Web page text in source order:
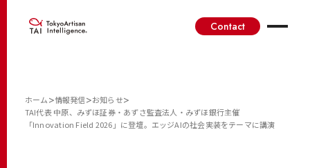
Contact
ホーム>情報発信>お知らせ>
TAI代表 中原、みずほ証券・あずさ監査法人・みずほ銀行主催
「Innovation Field 2026」に登壇。エッジAIの社会実装をテーマに講演